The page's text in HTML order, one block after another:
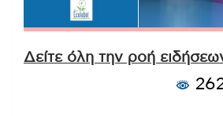
Δείτε όλη την ροή